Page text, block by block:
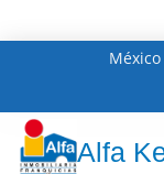
México
Alfa